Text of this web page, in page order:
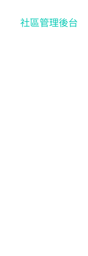
社區管理後台